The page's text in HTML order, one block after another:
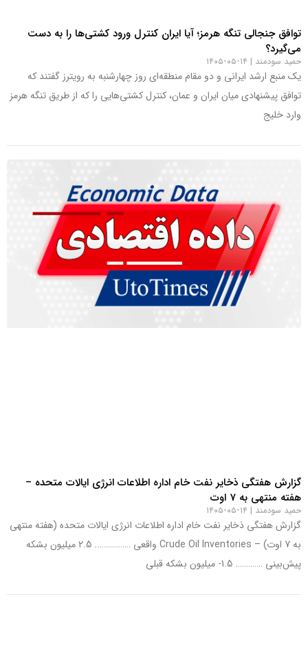
توافق جنجالی تنگه هرمز؛ آیا ایران کنترل ورود کشتی‌ها را به دست
می‌گیرد؟
حمید سودمند ۱۴-۰۵-۱۴۰۵
یک منبع ارشد ایرانی و دو مقام منطقه‌ای روز چهارشنبه به رویترز گفتند که
توافق پیشنهادی میان ایران و عمان، کنترل کشتی‌هایی را که از طریق تنگه هرمز
وارد خلیج
گزارش هفتگی ذخایر نفت خام اداره اطلاعات انرژی ایالات متحده –
هفته منتهی به 7 اوت
حمید سودمند ۱۴-۰۵-۱۴۰۵
گزارش هفتگی ذخایر نفت خام اداره اطلاعات انرژی ایالات متحده (هفته منتهی
به 7 اوت) – Crude Oil Inventories واقعی …………….. 2.5 میلیون بشکه
پیش‌بینی …………. 1.5- میلیون بشکه قبلی